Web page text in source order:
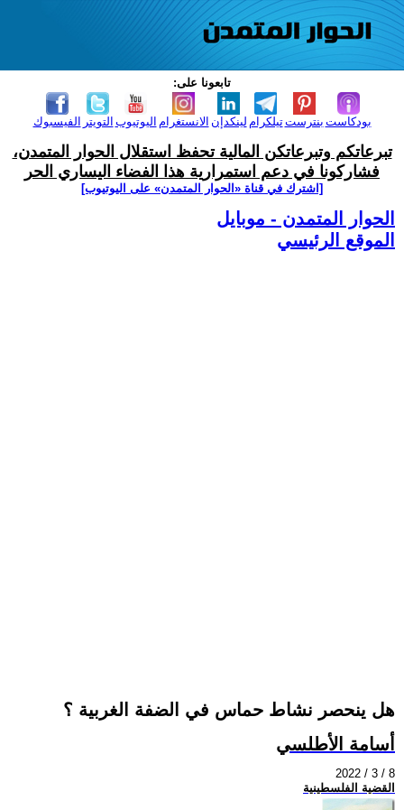
تابعونا على:
الفيسبوك التويتر اليوتيوب الانستغرام لينكدإن تيلكرامبنترست بودكاست
تبرعاتكم وتبرعاتكن المالية تحفظ استقلال الحوار المتمدن،
فشاركونا في دعم استمرارية هذا الفضاء اليساري الحر
[اشترك في قناة ‫«الحوار المتمدن» على اليوتيوب]
الحوار المتمدن - موبايل
الموقع الرئيسي
هل ينحصر نشاط حماس في الضفة الغربية ؟
أسامة الأطلسي
2022 / 3 / 8
القضية الفلسطينية